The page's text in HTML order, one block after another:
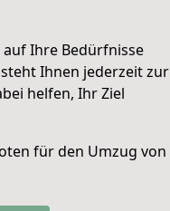
Ihre Bedürfnisse
Ihnen jederzeit zur
helfen, Ihr Ziel
für den Umzug von